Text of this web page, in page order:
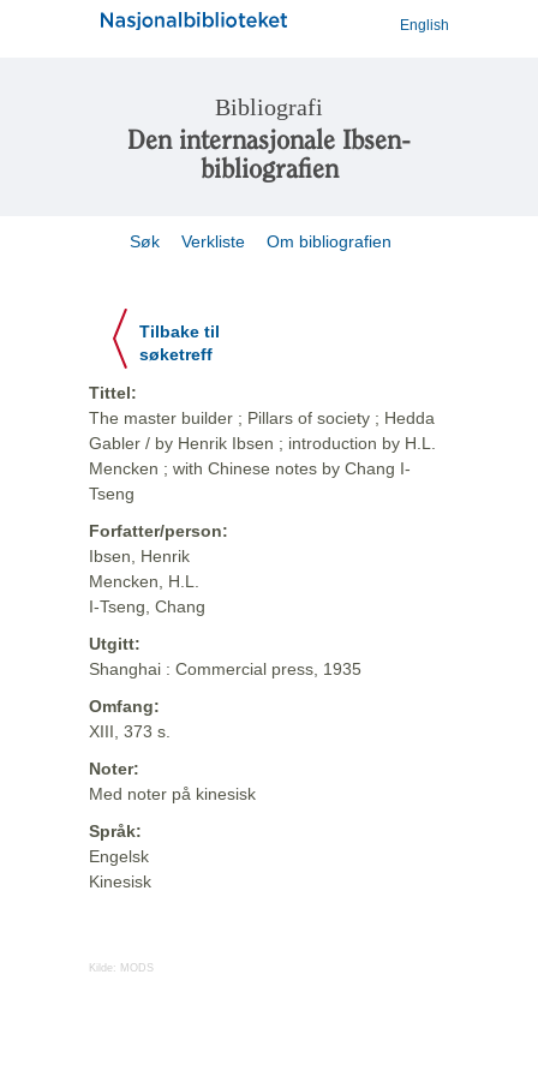
English
Bibliografi
Den internasjonale Ibsen-
bibliografien
Søk Verkliste Om bibliografien
Tilbake til
søketreff
Tittel:
The master builder ; Pillars of society ; Hedda
Gabler / by Henrik Ibsen ; introduction by H.L.
Mencken ; with Chinese notes by Chang I-
Tseng
Forfatter/person:
Ibsen, Henrik
Mencken, H.L.
I-Tseng, Chang
Utgitt:
Shanghai : Commercial press, 1935
Omfang:
XIII, 373 s.
Noter:
Med noter på kinesisk
Språk:
Engelsk
Kinesisk
Kilde: MODS